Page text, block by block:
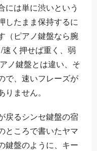
には単に渋いという
したまま保持するに
（ピアノ鍵盤なら腕
く押せば重く、弱
ノ鍵盤とは違い、そ
で、速いフレーズが
ません。
戻るシンセ鍵盤の宿
ところで書いたヤマ
鍵盤のように、キー